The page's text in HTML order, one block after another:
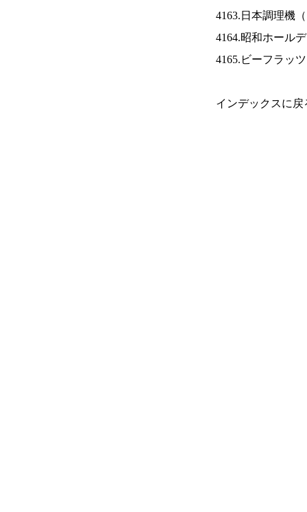
4163.日本調理機（
4164.昭和ホール
4165.ビーフラッ
インデックスに戻